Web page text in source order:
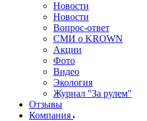
Новости
Новости
Вопрос-ответ
СМИ о KROWN
Акции
Фото
Видео
Экология
Журнал "За рулем"
Отзывы
Компания